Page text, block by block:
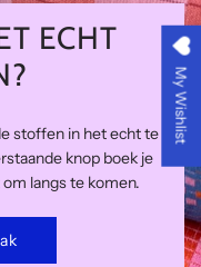
ECHT
stoffen in het echt te
knop boek je
langs te komen.
My Wishlist